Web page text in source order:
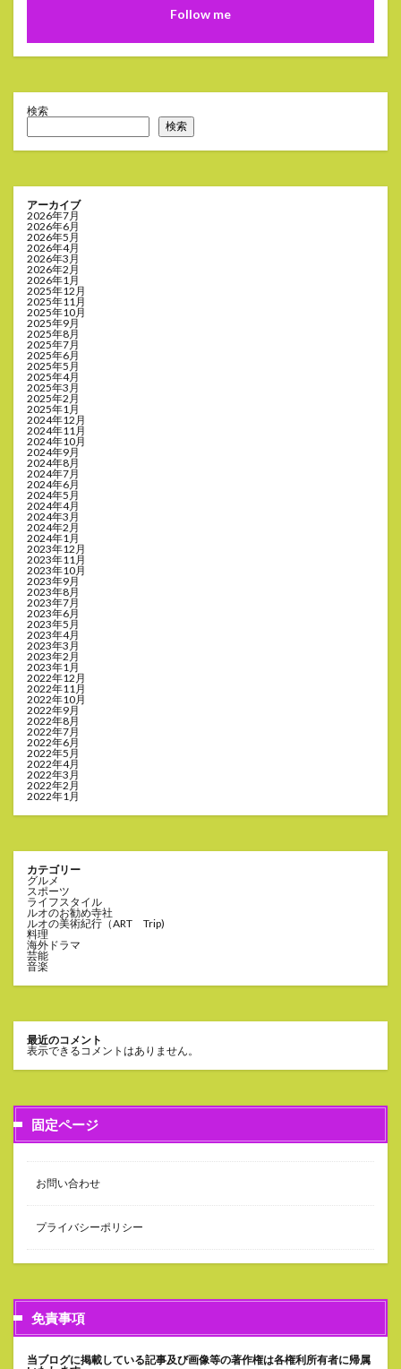
Follow me
検索
検索
アーカイブ
2026年7月
2026年6月
2026年5月
2026年4月
2026年3月
2026年2月
2026年1月
2025年12月
2025年11月
2025年10月
2025年9月
2025年8月
2025年7月
2025年6月
2025年5月
2025年4月
2025年3月
2025年2月
2025年1月
2024年12月
2024年11月
2024年10月
2024年9月
2024年8月
2024年7月
2024年6月
2024年5月
2024年4月
2024年3月
2024年2月
2024年1月
2023年12月
2023年11月
2023年10月
2023年9月
2023年8月
2023年7月
2023年6月
2023年5月
2023年4月
2023年3月
2023年2月
2023年1月
2022年12月
2022年11月
2022年10月
2022年9月
2022年8月
2022年7月
2022年6月
2022年5月
2022年4月
2022年3月
2022年2月
2022年1月
カテゴリー
グルメ
スポーツ
ライフスタイル
ルオのお勧め寺社
ルオの美術紀行（ART Trip)
料理
海外ドラマ
芸能
音楽
最近のコメント
表示できるコメントはありません。
固定ページ
お問い合わせ
プライバシーポリシー
免責事項
当ブログに掲載している記事及び画像等の著作権は各権利所有者に帰属